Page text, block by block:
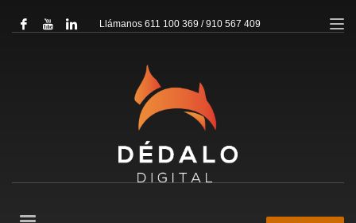
Llámanos 611 100 369 / 910 567 409